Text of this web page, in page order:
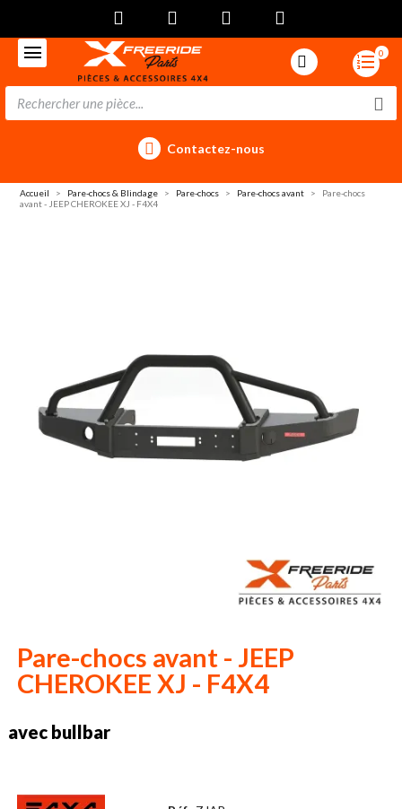
0
Contactez-nous
Accueil Pare-chocs & Blindage Pare-chocs Pare-chocs avant
Pare-chocs
avant - JEEP CHEROKEE XJ - F4X4
Pare-chocs avant - JEEP
CHEROKEE XJ - F4X4
avec bullbar